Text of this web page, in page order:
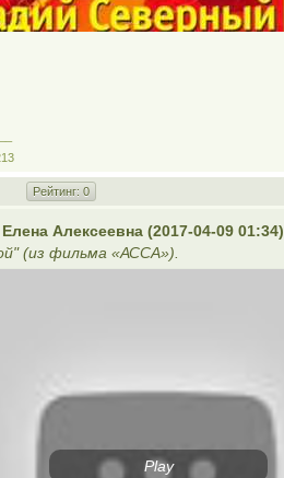
Рейтинг: 0
Алексеевна (2017-04-09 01:34)
(из фильма «АССА»).